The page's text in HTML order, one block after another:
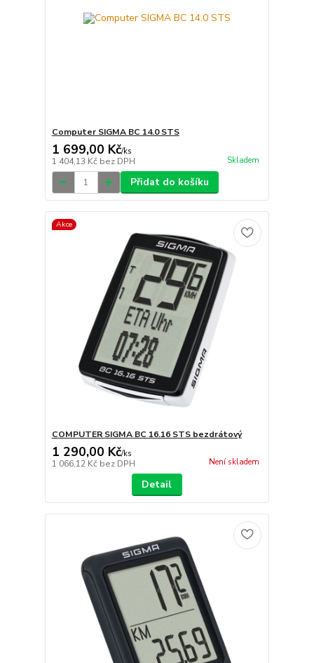
Computer SIGMA BC 14.0 STS
1 699,00 Kč/ks
1 404,13 Kč bez DPH Skladem
Přidat do košíku
Akce
COMPUTER SIGMA BC 16.16 STS bezdrátový
1 290,00 Kč/ks
1 066,12 Kč bez DPH Není skladem
Detail